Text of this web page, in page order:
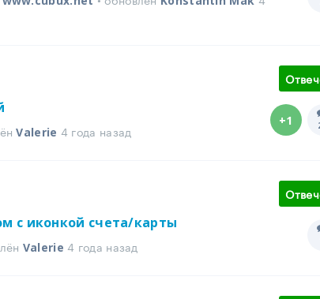
Valerie 4 года назад
+1
с иконкой счета/карты
Valerie 4 года назад